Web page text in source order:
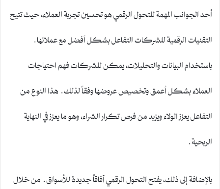
أحد الجوانب المهمة للتحول الرقمي هو تحسين تجربة العملاء، حيث تتيح
التقنيات الرقمية للشركات التفاعل بشكل أفضل مع عملائها.
باستخدام البيانات والتحليلات، يمكن للشركات فهم احتياجات
العملاء بشكل أعمق وتخصيص عروضها وفقاً لذلك. هذا النوع من
التفاعل يعزز الولاء ويزيد من فرص تكرار الشراء، وهو ما يعزز في النهاية
الربحية.
بالإضافة إلى ذلك، يفتح التحول الرقمي آفاقاً جديدة للأسواق. من خلال